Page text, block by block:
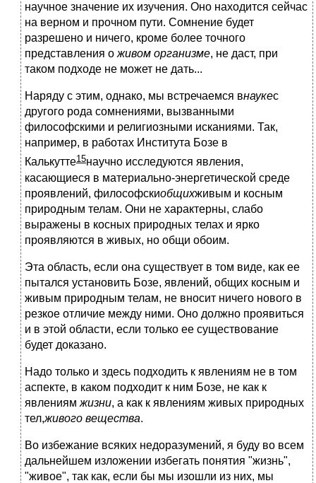
научное значение их изучения. Оно находится сейчас
на верном и прочном пути. Сомнение будет
разрешено и ничего, кроме более точного
представления оживом организме, не даст, при
таком подходе не может не дать...
Наряду с этим, однако, мы встречаемся внаукес
другого рода сомнениями, вызванными
философскими и религиозными исканиями. Так,
например, в работах Института Бозе в
Калькутте15научно исследуются явления,
касающиеся в материально-энергетической среде
проявлений, философскиобщихживым и косным
природным телам. Они не характерны, слабо
выражены в косных природных телах и ярко
проявляются в живых, но общи обоим.
Эта область, если она существует в том виде, как ее
пытался установить Бозе, явлений, общих косным и
живым природным телам, не вносит ничего нового в
резкое отличие между ними. Оно должно проявиться
и в этой области, если только ее существование
будет доказано.
Надо только и здесь подходить к явлениям не в том
аспекте, в каком подходит к ним Бозе, не как к
явлениям жизни, а как к явлениям живых природных
тел,живого вещества.
Во избежание всяких недоразумений, я буду во всем
дальнейшем изложении избегать понятия "жизнь",
"живое", так как, если бы мы изошли из них, мы